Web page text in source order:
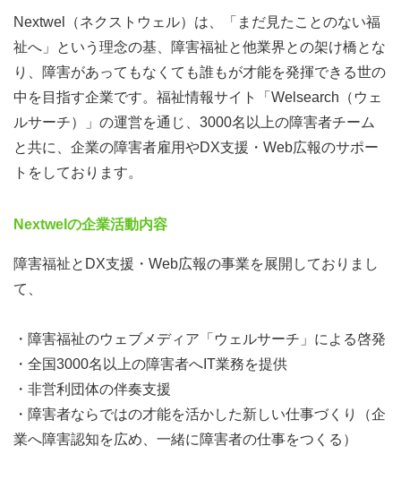
Nextwel（ネクストウェル）は、「まだ見たことのない福
祉へ」という理念の基、障害福祉と他業界との架け橋とな
り、障害があってもなくても誰もが才能を発揮できる世の
中を目指す企業です。福祉情報サイト「Welsearch（ウェ
ルサーチ）」の運営を通じ、3000名以上の障害者チーム
と共に、企業の障害者雇用やDX支援・Web広報のサポー
トをしております。
Nextwelの企業活動内容
障害福祉とDX支援・Web広報の事業を展開しておりまし
て、
・障害福祉のウェブメディア「ウェルサーチ」による啓発
・全国3000名以上の障害者へIT業務を提供
・非営利団体の伴奏支援
・障害者ならではの才能を活かした新しい仕事づくり（企
業へ障害認知を広め、一緒に障害者の仕事をつくる）